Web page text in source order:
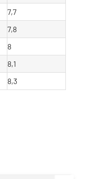
7,7
7,8
8
8,1
8,3